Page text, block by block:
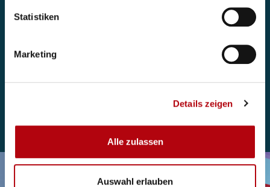
Statistiken
Marketing
Details zeigen
Alle zulassen
Auswahl erlauben
Wenn Sie Ihren nächsten Karriereschritt gehen möchten
oder auf der Suche sind nach passenden Expert:innen für
Sie uns gerne, um noch heute mit einem unserer